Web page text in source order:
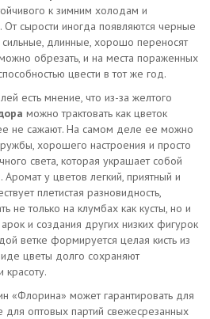
к зимним холодам и
сырости иногда появляются черные
сильные, длинные, хорошо переносят
обрезать, и на места пораженных
цвести в тот же год.
есть мнение, что из-за желтого
можно трактовать как цветок
не сажают. На самом деле ее можно
хорошего настроения и просто
света, которая украшает собой
у цветов легкий, приятный и
плетистая разновидность,
не только на клумбах как кусты, но и
и создания других низких фигурок
ветке формируется целая кисть из
цветы долго сохраняют
красоту.
«Флорина» может гарантировать для
для оптовых партий свежесрезанных